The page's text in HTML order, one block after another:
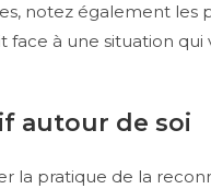
notez également
face à une situation
autour de soi
la pratique de la